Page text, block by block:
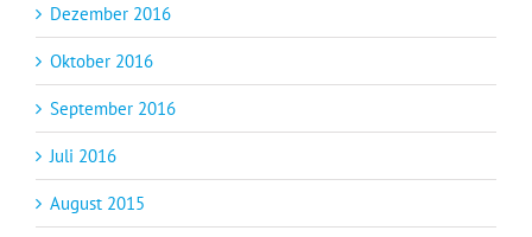
Dezember 2016
Oktober 2016
September 2016
Juli 2016
August 2015